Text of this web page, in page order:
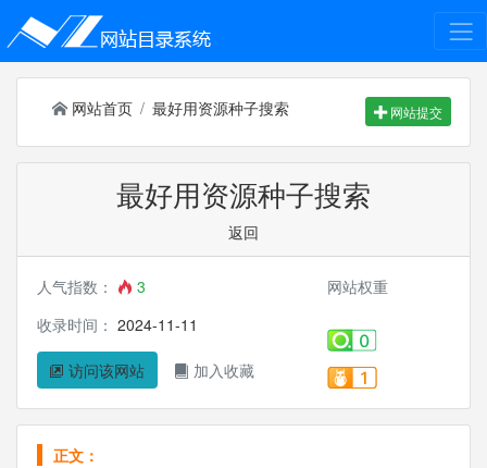
网站首页 最好用资源种子搜索 网站提交
最好用资源种子搜索
返回
人气指数：
3
收录时间： 2024-11-11
访问该网站 加入收藏
网站权重
正文：